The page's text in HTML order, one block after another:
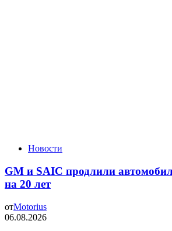
Новости
GM и SAIC продлили
на 20 лет
отMotorius
06.08.2026